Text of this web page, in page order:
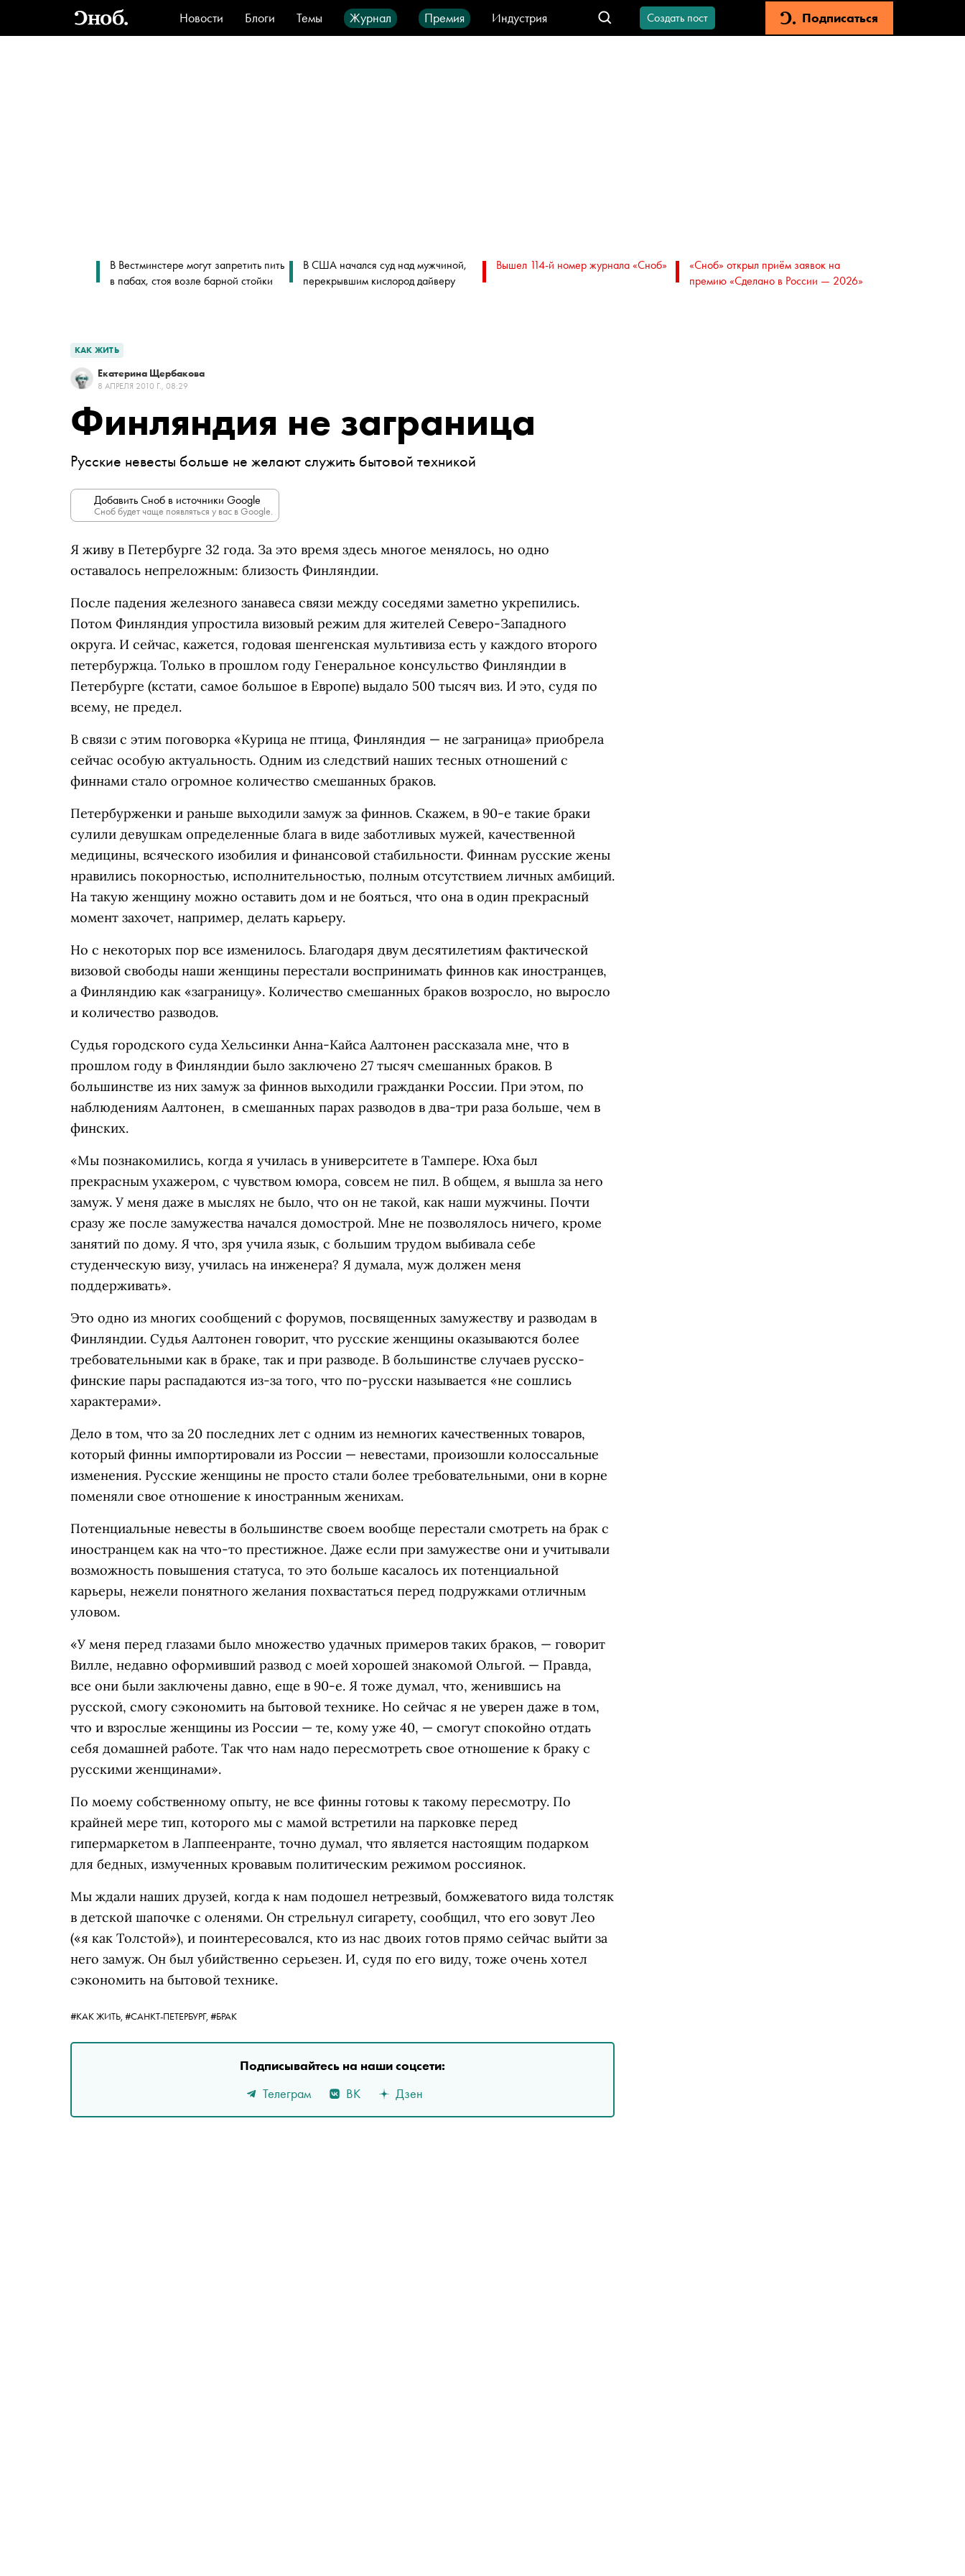
Новости Блоги Темы Журнал Премия
Индустрия
Стиль
Видео Город IT-продукты
Создать пост Подписаться
В Вестминстере могут запретить пить
в пабах, стоя возле барной стойки
В США начался суд над мужчиной,
перекрывшим кислород дайверу
Вышел 114-й номер журнала «Сноб»
«Сноб» открыл приём заявок на
премию «Сделано в России — 2026»
КАК ЖИТЬ
Екатерина Щербакова
8 АПРЕЛЯ 2010 Г., 08:29
Финляндия не заграница
Русские невесты больше не желают служить бытовой техникой
Добавить Сноб в источники Google
Сноб будет чаще появляться у вас в Google.
Я живу в Петербурге 32 года. За это время здесь многое менялось, но одно
оставалось непреложным: близость Финляндии.
После падения железного занавеса связи между соседями заметно укрепились.
Потом Финляндия упростила визовый режим для жителей Северо-Западного
округа. И сейчас, кажется, годовая шенгенская мультивиза есть у каждого второго
петербуржца. Только в прошлом году Генеральное консульство Финляндии в
Петербурге (кстати, самое большое в Европе) выдало 500 тысяч виз. И это, судя по
всему, не предел.
В связи с этим поговорка «Курица не птица, Финляндия — не заграница» приобрела
сейчас особую актуальность. Одним из следствий наших тесных отношений с
финнами стало огромное количество смешанных браков.
Петербурженки и раньше выходили замуж за финнов. Скажем, в 90-е такие браки
сулили девушкам определенные блага в виде заботливых мужей, качественной
медицины, всяческого изобилия и финансовой стабильности. Финнам русские жены
нравились покорностью, исполнительностью, полным отсутствием личных амбиций.
На такую женщину можно оставить дом и не бояться, что она в один прекрасный
момент захочет, например, делать карьеру.
Но с некоторых пор все изменилось. Благодаря двум десятилетиям фактической
визовой свободы наши женщины перестали воспринимать финнов как иностранцев,
а Финляндию как «заграницу». Количество смешанных браков возросло, но выросло
и количество разводов.
Судья городского суда Хельсинки Анна-Кайса Аалтонен рассказала мне, что в
прошлом году в Финляндии было заключено 27 тысяч смешанных браков. В
большинстве из них замуж за финнов выходили гражданки России. При этом, по
наблюдениям Аалтонен, в смешанных парах разводов в два-три раза больше, чем в
финских.
«Мы познакомились, когда я училась в университете в Тампере. Юха был
прекрасным ухажером, с чувством юмора, совсем не пил. В общем, я вышла за него
замуж. У меня даже в мыслях не было, что он не такой, как наши мужчины. Почти
сразу же после замужества начался домострой. Мне не позволялось ничего, кроме
занятий по дому. Я что, зря учила язык, с большим трудом выбивала себе
студенческую визу, училась на инженера? Я думала, муж должен меня
поддерживать».
Это одно из многих сообщений с форумов, посвященных замужеству и разводам в
Финляндии. Судья Аалтонен говорит, что русские женщины оказываются более
требовательными как в браке, так и при разводе. В большинстве случаев русско-
финские пары распадаются из-за того, что по-русски называется «не сошлись
характерами».
Дело в том, что за 20 последних лет с одним из немногих качественных товаров,
который финны импортировали из России — невестами, произошли колоссальные
изменения. Русские женщины не просто стали более требовательными, они в корне
поменяли свое отношение к иностранным женихам.
Потенциальные невесты в большинстве своем вообще перестали смотреть на брак с
иностранцем как на что-то престижное. Даже если при замужестве они и учитывали
возможность повышения статуса, то это больше касалось их потенциальной
карьеры, нежели понятного желания похвастаться перед подружками отличным
уловом.
«У меня перед глазами было множество удачных примеров таких браков, — говорит
Вилле, недавно оформивший развод с моей хорошей знакомой Ольгой. — Правда,
все они были заключены давно, еще в 90-е. Я тоже думал, что, женившись на
русской, смогу сэкономить на бытовой технике. Но сейчас я не уверен даже в том,
что и взрослые женщины из России — те, кому уже 40, — смогут спокойно отдать
себя домашней работе. Так что нам надо пересмотреть свое отношение к браку с
русскими женщинами».
По моему собственному опыту, не все финны готовы к такому пересмотру. По
крайней мере тип, которого мы с мамой встретили на парковке перед
гипермаркетом в Лаппеенранте, точно думал, что является настоящим подарком
для бедных, измученных кровавым политическим режимом россиянок.
Мы ждали наших друзей, когда к нам подошел нетрезвый, бомжеватого вида толстяк
в детской шапочке с оленями. Он стрельнул сигарету, сообщил, что его зовут Лео
(«я как Толстой»), и поинтересовался, кто из нас двоих готов прямо сейчас выйти за
него замуж. Он был убийственно серьезен. И, судя по его виду, тоже очень хотел
сэкономить на бытовой технике.
#КАК ЖИТЬ, #САНКТ-ПЕТЕРБУРГ, #БРАК
Подписывайтесь на наши соцсети:
Телеграм
ВК Дзен